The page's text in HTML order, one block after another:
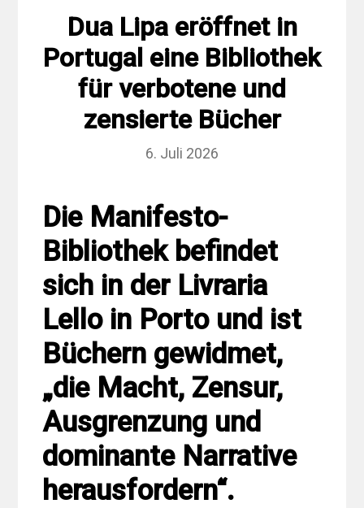
Dua Lipa eröffnet in
Portugal eine Bibliothek
für verbotene und
zensierte Bücher
6. Juli 2026
Die Manifesto-
Bibliothek befindet
sich in der Livraria
Lello in Porto und ist
Büchern gewidmet,
„die Macht, Zensur,
Ausgrenzung und
dominante Narrative
herausfordern“.